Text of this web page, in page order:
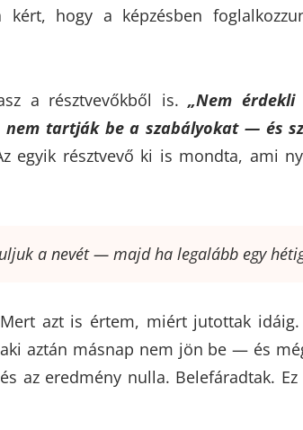
hogy a képzésben
a résztvevőkből is.„Nem
tartják be a szabályokat — és
egyik résztvevő ki is mondta, ami
a nevét — majd ha legalább egy
azt is értem, miért jutottak
aztán másnap nem jön be — és
az eredmény nulla. Belefáradtak.